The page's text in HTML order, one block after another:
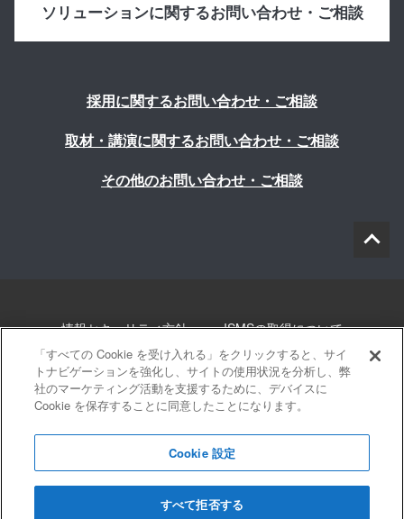
ソリューションに関するお問い合わせ・ご相談
採用に関するお問い合わせ・ご相談
取材・講演に関するお問い合わせ・ご相談
その他のお問い合わせ・ご相談
情報セキュリティ方針 ISMSの取得について
個人情報について 勧誘方針 このサイトについて
サイトマップ
「すべての Cookie を受け入れる」をクリックすると、サイ
トナビゲーションを強化し、サイトの使用状況を分析し、弊
社のマーケティング活動を支援するために、デバイスに
Cookie を保存することに同意したことになります。
Cookie 設定
すべて拒否する